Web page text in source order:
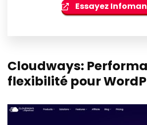
Essayez
Cloudways:
flexibilité pour